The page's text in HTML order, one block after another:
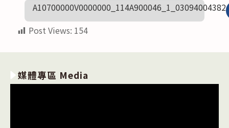
A10700000V0000000_114A900046_1_03094004382
Post Views: 154
媒體專區 Media